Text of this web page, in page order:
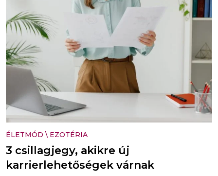
ÉLETMÓD \ EZOTÉRIA
3 csillagjegy, akikre új
karrierlehetőségek várnak